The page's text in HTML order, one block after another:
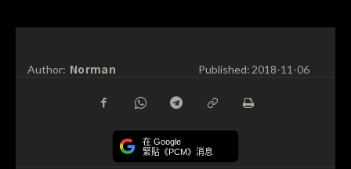
Author: Norman Published:2018-11-06
在 Google
緊貼《PCM》消息